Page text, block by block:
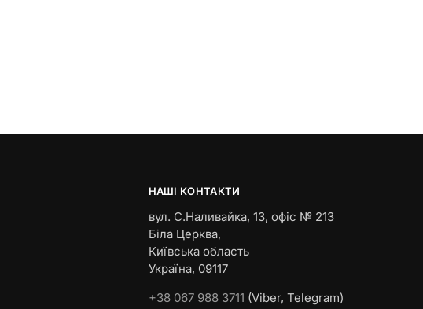
НАШІ КОНТАКТИ
вул. С.Наливайка, 13, офіс № 213
Біла Церква,
Київська область
Україна, 09117
+38 067 988 3711 (Viber, Telegram)